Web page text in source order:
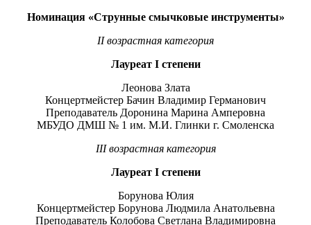
Номинация «Струнные смычковые инструменты»
IIвозрастная категория
Лауреат Iстепени
Леонова Злата
Концертмейстер Бачин Владимир Германович
Преподаватель Доронина Марина Амперовна
МБУДО ДМШ № 1 им. М.И. Глинки г. Смоленска
IIIвозрастная категория
Лауреат Iстепени
Борунова Юлия
Концертмейстер Борунова Людмила Анатольевна
Преподаватель Колобова Светлана Владимировна